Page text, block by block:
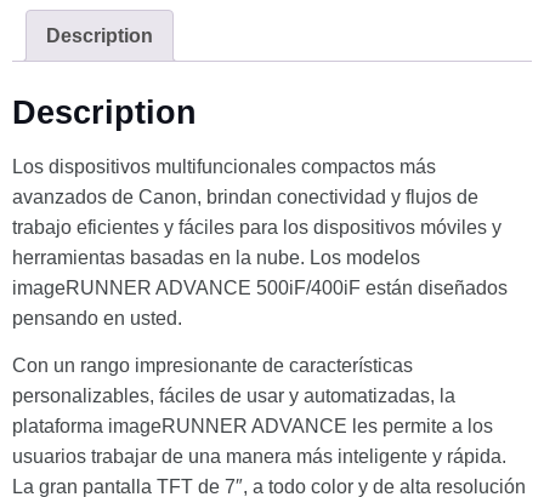
Description
Description
Los dispositivos multifuncionales compactos más
avanzados de Canon, brindan conectividad y flujos de
trabajo eficientes y fáciles para los dispositivos móviles y
herramientas basadas en la nube. Los modelos
imageRUNNER ADVANCE 500iF/400iF están diseñados
pensando en usted.
Con un rango impresionante de características
personalizables, fáciles de usar y automatizadas, la
plataforma imageRUNNER ADVANCE les permite a los
usuarios trabajar de una manera más inteligente y rápida.
La gran pantalla TFT de 7″, a todo color y de alta resolución